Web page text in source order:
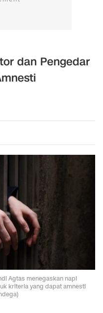
dan Pengedar
Agtas menegaskan napi
kriteria yang dapat amnesti